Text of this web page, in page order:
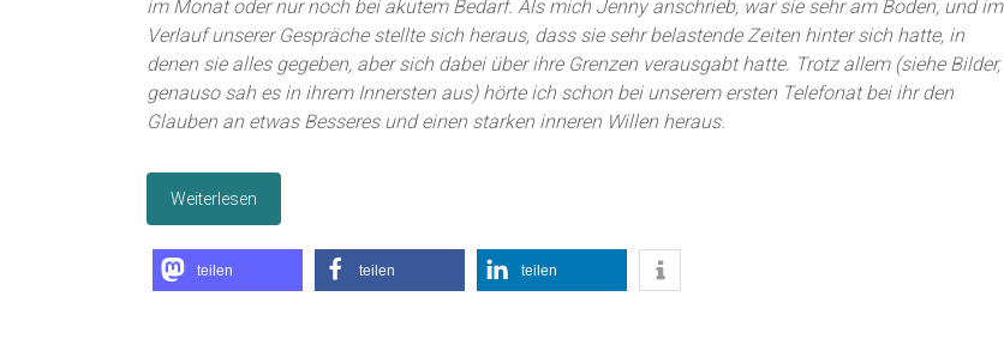
im Monat oder nur noch bei akutem Bedarf. Als mich Jenny anschrieb, war sie sehr am Boden, und im
Verlauf unserer Gespräche stellte sich heraus, dass sie sehr belastende Zeiten hinter sich hatte, in
denen sie alles gegeben, aber sich dabei über ihre Grenzen verausgabt hatte. Trotz allem (siehe Bilder,
genauso sah es in ihrem Innersten aus) hörte ich schon bei unserem ersten Telefonat bei ihr den
Glauben an etwas Besseres und einen starken inneren Willen heraus.
Weiterlesen
teilen teilen teilen